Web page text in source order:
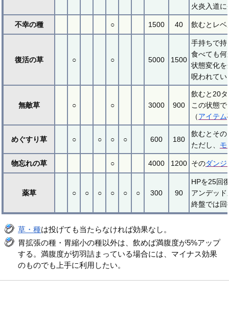
火炎入道
不幸の種 ○ 1500 40 飲むとレベ
復活の草 ○ ○ 5000 1500
手持ちで持
食べても何
状態変化を
呪われてい
無敵草 ○ ○ 3000 900
飲むと20
この状態
（アイテム
めぐすり草 ○ ○ ○ ○ 600 180
飲むとその
ただし、 モ
物忘れの草 ○ 4000 1200 そのダンジ
薬草 ○ ○ ○ ○ ○ ○ 300 90
HPを25回
アンデッ
終盤では回
草・種は投げても当たらなければ効果なし。
胃拡張の種・胃縮小の種以外は、飲めば満腹度が5%アップ
する。満腹度が切羽詰まっている場合には、マイナス効果
のものでも上手に利用したい。